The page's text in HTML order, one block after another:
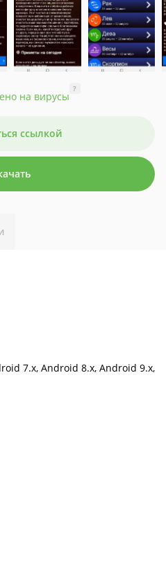
на вирусы
?
ссылкой
7.x, Android 8.x, Android 9.x,